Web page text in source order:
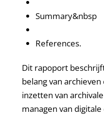
Summary&nbsp
References.
Dit rapoport
belang van
inzetten van
managen van